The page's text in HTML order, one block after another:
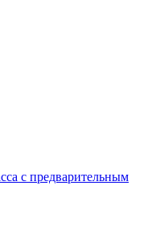
с предварительным